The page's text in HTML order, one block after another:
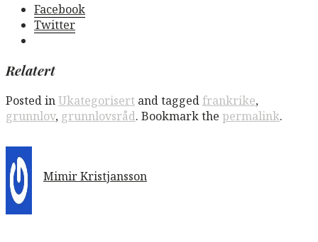
Facebook
Twitter
Relatert
Posted inUkategorisert and taggedfrankrike,
grunnlov, grunnlovsråd. Bookmark the permalink.
Mimir Kristjansson